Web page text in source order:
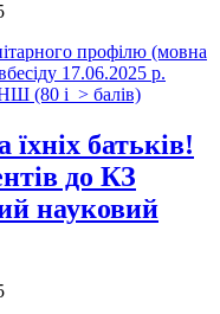
профілю (мовна
17.06.2025 р.
(80 і > балів)
їхніх батьків!
до КЗ
науковий